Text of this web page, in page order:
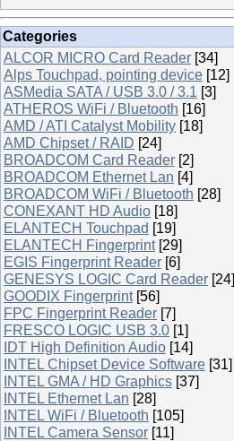
Categories
ALCOR MICRO Card Reader [34]
Alps Touchpad, pointing device [12]
ASMedia SATA / USB 3.0 / 3.1 [3]
ATHEROS WiFi / Bluetooth [16]
AMD / ATI Catalyst Mobility [18]
AMD Chipset / RAID [24]
BROADCOM Card Reader [2]
BROADCOM Ethernet Lan [4]
BROADCOM WiFi / Bluetooth [28]
CONEXANT HD Audio [18]
ELANTECH Touchpad [19]
ELANTECH Fingerprint [29]
EGIS Fingerprint Reader [6]
GENESYS LOGIC Card Reader [24]
GOODIX Fingerprint [56]
FPC Fingerprint Reader [7]
FRESCO LOGIC USB 3.0 [1]
IDT High Definition Audio [14]
INTEL Chipset Device Software [31]
INTEL GMA / HD Graphics [37]
INTEL Ethernet Lan [28]
INTEL WiFi / Bluetooth [105]
INTEL Camera Sensor [11]